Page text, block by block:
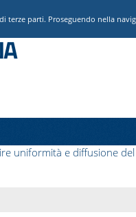
uniformità e diffusione
parti. Proseguendo nella